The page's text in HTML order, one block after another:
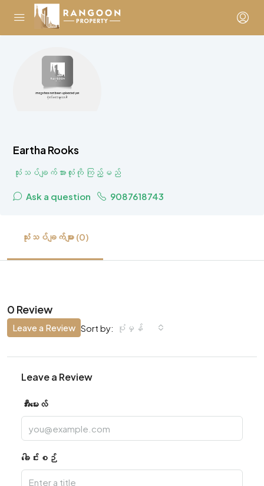
Eartha Rooks
သုံးသပ်ချက်အားလုံးကို ကြည့်မည်
Ask a question 9087618743
သုံးသပ်ချက်များ (0)
0 Review
Sort by: ပုံမှန်
Leave a Review
Leave a Review
အီးမေးလ်
ခေါင်းစဉ်